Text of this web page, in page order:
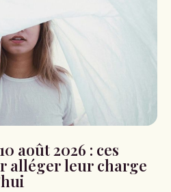
août 2026 : ces
alléger leur charge